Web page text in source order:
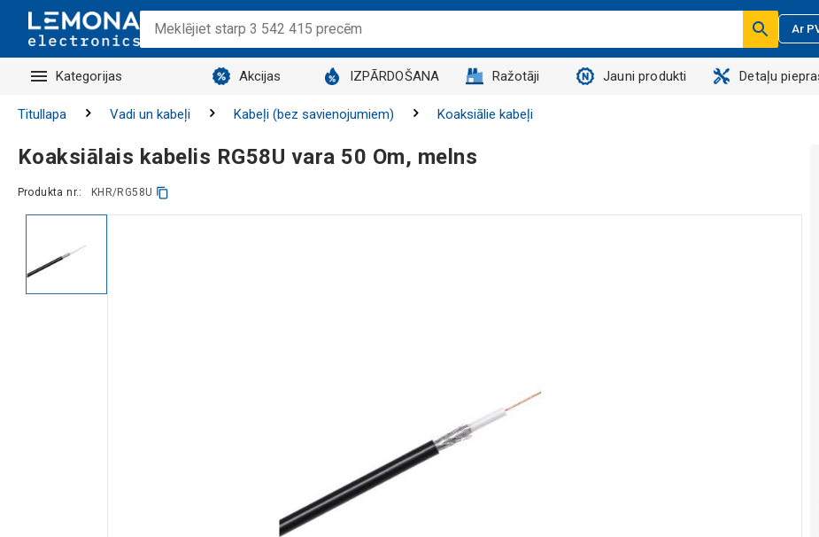
Ar
Kategorijas Akcijas IZPĀRDOŠANA Ražotāji Jauni produkti Detaļu
Titullapa Vadi un kabeļi Kabeļi (bez savienojumiem) Koaksiālie kabeļi
Koaksiālais kabelis RG58U vara 50 Om, melns
Produkta nr.: KHR/RG58U